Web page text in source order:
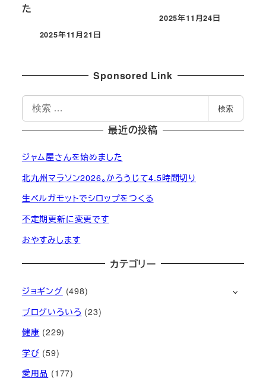
た
投稿日
2025年11月21日
投稿日
2025年11月24日
Sponsored Link
索
検索
最近の投稿
ジャム屋さんを始めました
北九州マラソン2026。かろうじて4.5時間切り
生ベルガモットでシロップをつくる
不定期更新に変更です
おやすみします
カテゴリー
ジョギング (498)
ブログいろいろ (23)
健康 (229)
学び (59)
愛用品 (177)